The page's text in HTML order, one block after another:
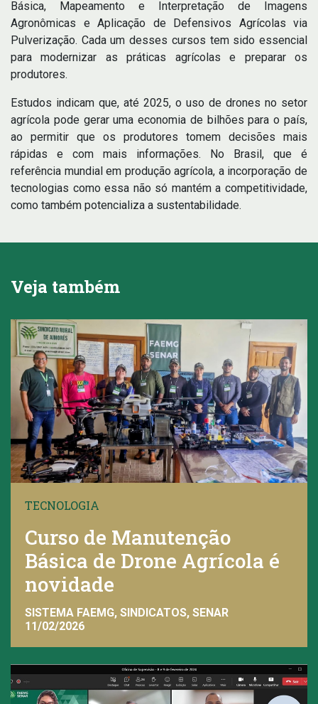
Básica, Mapeamento e Interpretação de Imagens
Agronômicas e Aplicação de Defensivos Agrícolas via
Pulverização. Cada um desses cursos tem sido essencial
para modernizar as práticas agrícolas e preparar os
produtores.
Estudos indicam que, até 2025, o uso de drones no setor
agrícola pode gerar uma economia de bilhões para o país,
ao permitir que os produtores tomem decisões mais
rápidas e com mais informações. No Brasil, que é
referência mundial em produção agrícola, a incorporação de
tecnologias como essa não só mantém a competitividade,
como também potencializa a sustentabilidade.
Veja também
TECNOLOGIA
Curso de Manutenção
Básica de Drone Agrícola é
novidade
SISTEMA FAEMG, SINDICATOS, SENAR
11/02/2026